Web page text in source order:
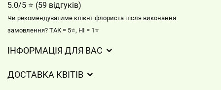
5.0/5 ⭐ (59 відгуків)
Чи рекомендуватиме клієнт флориста після виконання
замовлення? ТАК = 5⭐, НІ = 1⭐
ІНФОРМАЦІЯ ДЛЯ ВАС
Захист персональних даних
ДОСТАВКА КВІТІВ